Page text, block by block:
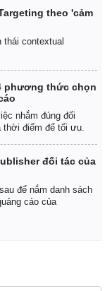
theo 'cảm
contextual
phương thức chọn
nhắm đúng đối
điểm để tối ưu.
đối tác của
để nắm danh sách
cáo của